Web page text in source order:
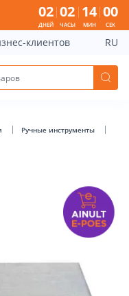
50TK - Bauhof has
02
ДНЕЙ
02
ЧАСЫ
13
МИН
59
СЕК
клиентов RU
Ручные инструменты